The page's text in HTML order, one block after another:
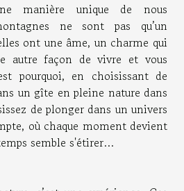
manière unique de nous
ne sont pas qu’un
ont une âme, un charme qui
autre façon de vivre et vous
pourquoi, en choisissant de
un gîte en pleine nature dans
de plonger dans un univers
où chaque moment devient
semble s'étirer…